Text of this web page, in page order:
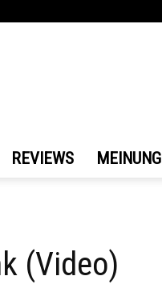
REVIEWS MEINUNG
(Video)